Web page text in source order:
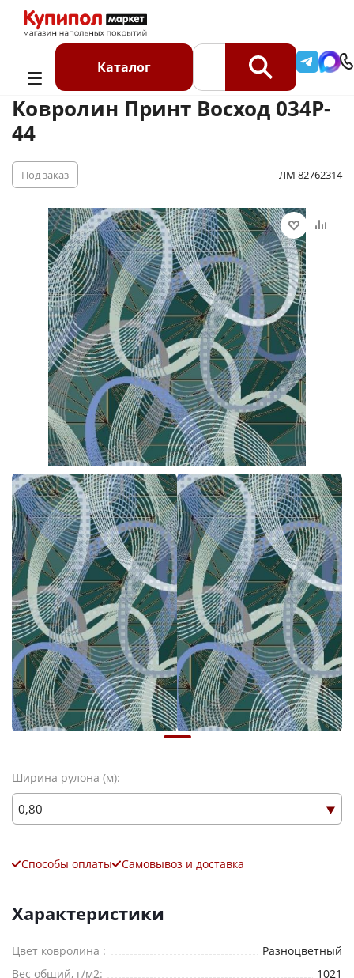
Каталог
Каталог Ковролин Ковролин в рулоне
Ковролин Принт Восход 034P-44
Ковролин Принт Восход 034P-
44
ЛМ 82762314
Под заказ
Ширина рулона (м):
Способы оплаты Самовывоз и доставка
Характеристики
Цвет ковролина :
Разноцветный
Вес общий, г/м2:
1021